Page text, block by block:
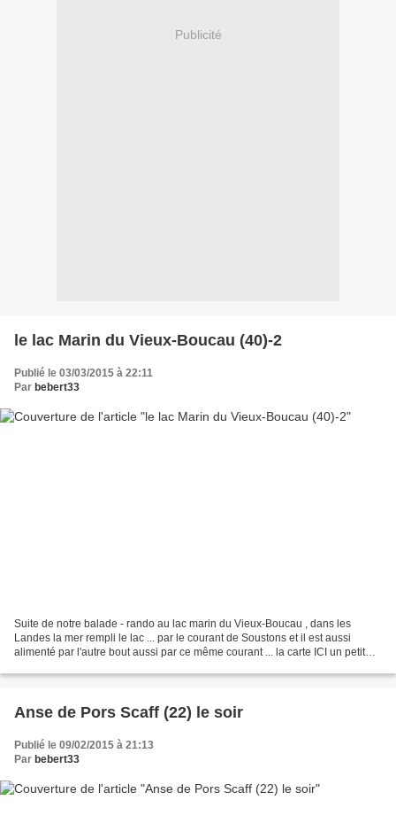
Publicité
le lac Marin du Vieux-Boucau (40)-2
Publié le 03/03/2015 à 22:11
Par bebert33
Suite de notre balade - rando au lac marin du Vieux-Boucau , dans les
Landes la mer rempli le lac ... par le courant de Soustons et il est aussi
alimenté par l'autre bout aussi par ce même courant ... la carte ICI un petit
Anse de Pors Scaff (22) le soir
Publié le 09/02/2015 à 21:13
Par bebert33